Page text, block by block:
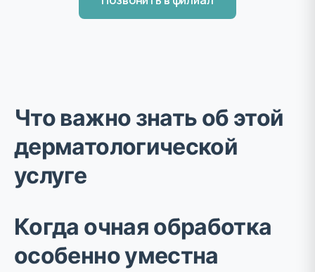
Что важно знать об этой
дерматологической
услуге
Когда очная обработка
особенно уместна